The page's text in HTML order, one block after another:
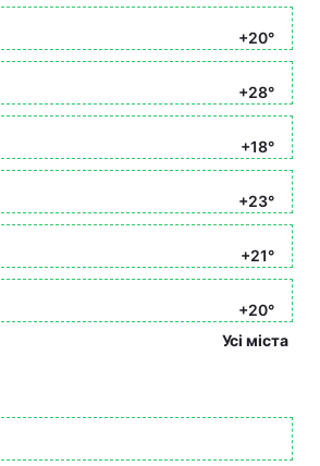
+20°
+28°
+18°
+23°
+21°
+20°
Усі міста